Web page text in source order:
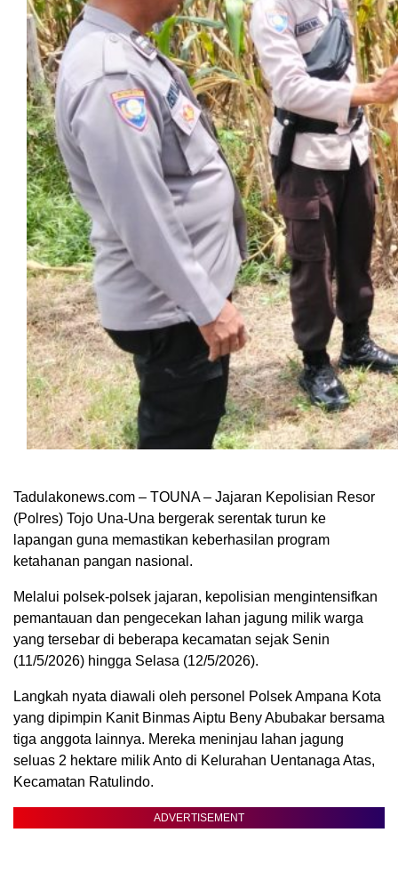
Tadulakonews.com – TOUNA – Jajaran Kepolisian Resor
(Polres) Tojo Una-Una bergerak serentak turun ke
lapangan guna memastikan keberhasilan program
ketahanan pangan nasional.
Melalui polsek-polsek jajaran, kepolisian mengintensifkan
pemantauan dan pengecekan lahan jagung milik warga
yang tersebar di beberapa kecamatan sejak Senin
(11/5/2026) hingga Selasa (12/5/2026).
Langkah nyata diawali oleh personel Polsek Ampana Kota
yang dipimpin Kanit Binmas Aiptu Beny Abubakar bersama
tiga anggota lainnya. Mereka meninjau lahan jagung
seluas 2 hektare milik Anto di Kelurahan Uentanaga Atas,
Kecamatan Ratulindo.
ADVERTISEMENT